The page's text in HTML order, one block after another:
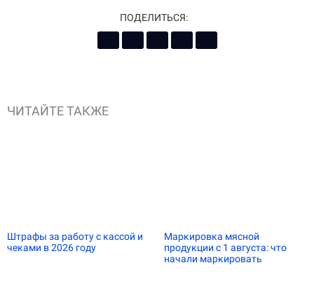
ПОДЕЛИТЬСЯ:
ЧИТАЙТЕ ТАКЖЕ
Штрафы за работу с кассой и
чеками в 2026 году
Маркировка мясной
продукции с 1 августа: что
начали маркировать